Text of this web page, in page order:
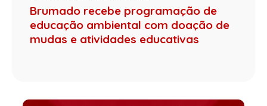
Brumado recebe programação de
educação ambiental com doação de
mudas e atividades educativas